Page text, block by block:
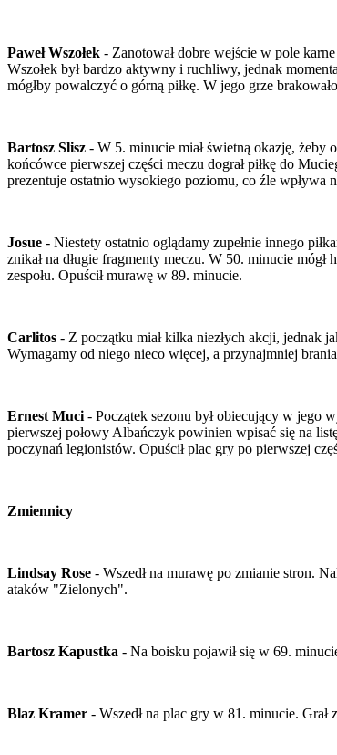
Paweł Wszołek - Zanotował dobre wejście w pole
Wszołek był bardzo aktywny i ruchliwy, jednak
mógłby powalczyć o górną piłkę. W jego grze
Bartosz Slisz - W 5. minucie miał świetną okazję, żeby
końcówce pierwszej części meczu dograł piłkę do
prezentuje ostatnio wysokiego poziomu, co źle wpływa
Josue - Niestety ostatnio oglądamy zupełnie innego
znikał na długie fragmenty meczu. W 50. minucie
zespołu. Opuścił murawę w 89. minucie.
Carlitos - Z początku miał kilka niezłych akcji, jednak
Wymagamy od niego nieco więcej, a przynajmniej
Ernest Muci - Początek sezonu był obiecujący w jego
pierwszej połowy Albańczyk powinien wpisać się na
poczynań legionistów. Opuścił plac gry po pierwszej
Zmiennicy
Lindsay Rose - Wszedł na murawę po zmianie stron.
ataków "Zielonych".
Bartosz Kapustka - Na boisku pojawił się w 69.
Blaz Kramer - Wszedł na plac gry w 81. minucie. Grał